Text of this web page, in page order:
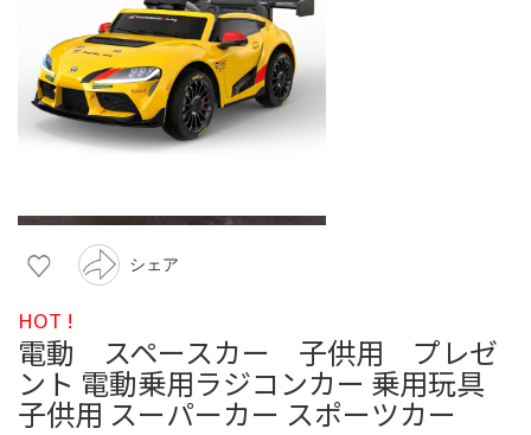
シェア
HOT !
電動 スペースカー 子供用 プレゼ
ント 電動乗用ラジコンカー 乗用玩具
子供用 スーパーカー スポーツカー